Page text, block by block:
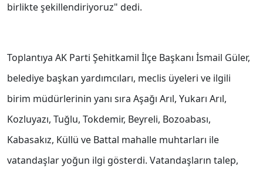
birlikte şekillendiriyoruz" dedi.
Toplantıya AK Parti Şehitkamil İlçe Başkanı İsmail Güler,
belediye başkan yardımcıları, meclis üyeleri ve ilgili
birim müdürlerinin yanı sıra Aşağı Arıl, Yukarı Arıl,
Kozluyazı, Tuğlu, Tokdemir, Beyreli, Bozoabası,
Kabasakız, Küllü ve Battal mahalle muhtarları ile
vatandaşlar yoğun ilgi gösterdi. Vatandaşların talep,